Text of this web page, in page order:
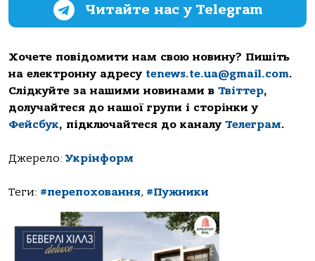
Читайте нас у Telegram
Хочете повідомити нам свою новину? Пишіть
на електронну адресу tenews.te.ua@gmail.com.
Слідкуйте за нашими новинами в Твіттер,
долучайтеся до нашої групи і сторінки у
Фейсбук, підключайтеся до каналу Телеграм.
Джерело:Укрінформ
Теги: #перепоховання, #Пужники